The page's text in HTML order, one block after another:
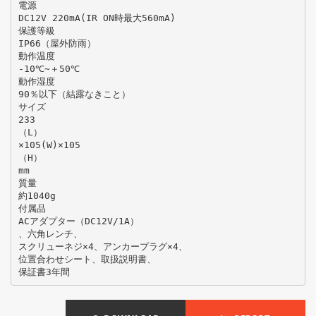
電源
DC12V 220mA(IR ON時最大560mA)
保護等級
IP66（屋外防雨）
動作温度
-10℃∼＋50℃
動作湿度
90％以下（結露なきこと）
サイズ
233
（L）
×105(W)×105
（H）
mm
質量
約1040g
付属品
ACアダプター（DC12V/1A）
、六角レンチ、
スクリューネジ×4、アンカープラグ×4、
位置合わせシート、取扱説明書、